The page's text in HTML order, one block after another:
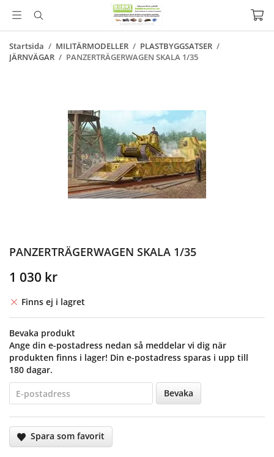
Startsida / MILITÄRMODELLER / PLASTBYGGSATSER /
JÄRNVÄGAR / PANZERTRÄGERWAGEN SKALA 1/35
PANZERTRÄGERWAGEN SKALA 1/35
1 030 kr
Finns ej i lagret
Bevaka produkt
Ange din e-postadress nedan så meddelar vi dig när
produkten finns i lager! Din e-postadress sparas i upp till
180 dagar.
Bevaka
Spara som favorit